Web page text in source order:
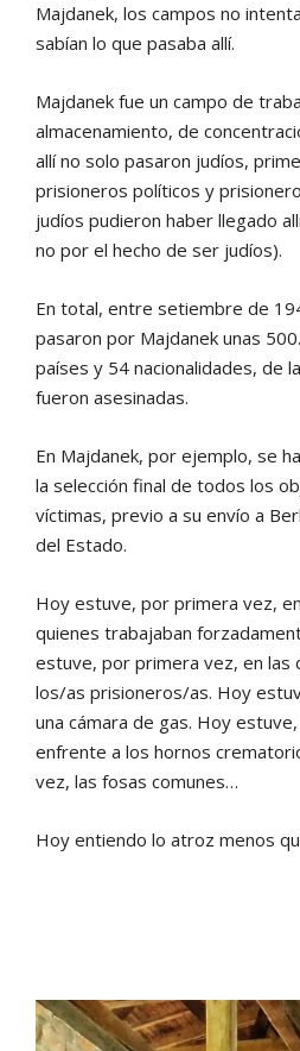
Majdanek, los campos no
sabían lo que pasaba allí.
Majdanek fue un campo de
almacenamiento, de
allí no solo pasaron judíos,
prisioneros políticos y
judíos pudieron haber llegado
no por el hecho de ser judíos).
En total, entre setiembre de
pasaron por Majdanek unas
países y 54 nacionalidades, de
fueron asesinadas.
En Majdanek, por ejemplo, se
la selección final de todos los
víctimas, previo a su envío a
del Estado.
Hoy estuve, por primera vez,
quienes trabajaban
estuve, por primera vez, en las
los/as prisioneros/as. Hoy
una cámara de gas. Hoy
enfrente a los hornos
vez, las fosas comunes…
Hoy entiendo lo atroz menos